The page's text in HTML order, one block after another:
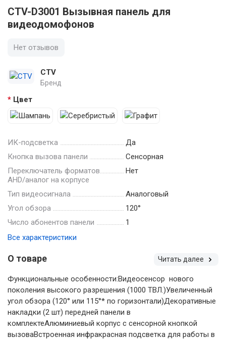
CTV-D3001 Вызывная панель для
видеодомофонов
Нет отзывов
CTV
Бренд
Цвет
ИК-подсветка
Да
Кнопка вызова панели
Сенсорная
Переключатель форматов
AHD/аналог на корпусе
Нет
Тип видеосигнала
Аналоговый
Угол обзора
120°
Число абонентов панели
1
Все характеристики
О товаре Читать далее
Функциональные особенности:Видеосенсор нового
поколения высокого разрешения (1000 ТВЛ.)Увеличенный
угол обзора (120° или 115°* по горизонтали)Декоративные
накладки (2 шт) передней панели в
комплектеАлюминиевый корпус с сенсорной кнопкой
вызоваВстроенная инфракрасная подсветка для работы в